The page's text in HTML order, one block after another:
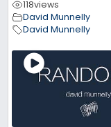
118views
David Munnelly
David Munnelly